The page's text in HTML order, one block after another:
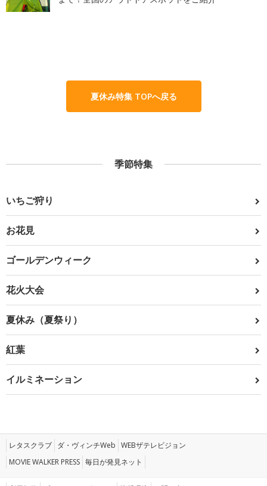
夏休み特集 TOPへ戻る
季節特集
いちご狩り
お花見
ゴールデンウィーク
花火大会
夏休み（夏祭り）
紅葉
イルミネーション
レタスクラブ ダ・ヴィンチWeb WEBザテレビジョン
MOVIE WALKER PRESS 毎日が発見ネット